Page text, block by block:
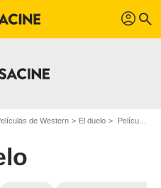
profil search
de Western El duelo Películas similares a "El duelo"